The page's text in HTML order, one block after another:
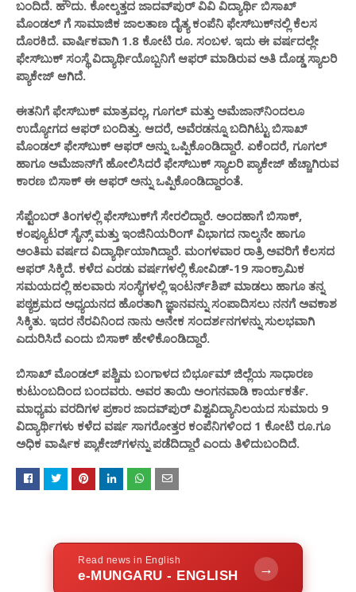
ಬಂದಿದೆ. ಹೌದು. ಕೋಲ್ಕತ್ತದ ಜಾದವ್​ಪುರ್​ ವಿವಿ ವಿದ್ಯಾರ್ಥಿ ಬಿಸಾಖ್​
ಮೊಂಡಲ್ ಗೆ ಸಾಮಾಜಿಕ ಜಾಲತಾಣ ದೈತ್ಯ ಕಂಪೆನಿ ಫೇಸ್​ಬುಕ್​ನಲ್ಲಿ ಕೆಲಸ
ದೊರಕಿದೆ. ವಾರ್ಷಿಕವಾಗಿ 1.8 ಕೋಟಿ ರೂ. ಸಂಬಳ. ಇದು ಈ ವರ್ಷದಲ್ಲೇ
ಫೇಸ್​ಬುಕ್ ಸಂಸ್ಥೆ ವಿದ್ಯಾರ್ಥಿಯೊಬ್ಬನಿಗೆ ಆಫರ್​ ಮಾಡಿರುವ ಅತಿ ದೊಡ್ಡ ಸ್ಯಾಲರಿ
ಪ್ಯಾಕೇಜ್​ ಆಗಿದೆ.
ಈತನಿಗೆ ಫೇಸ್​ಬುಕ್​ ಮಾತ್ರವಲ್ಲ, ಗೂಗಲ್​ ಮತ್ತು ಅಮೆಜಾನ್​ನಿಂದಲೂ
ಉದ್ಯೋಗದ ಆಫರ್​ ಬಂದಿತ್ತು. ಆದರೆ, ಅವೆರಡನ್ನೂ ಬದಿಗಿಟ್ಟು ಬಿಸಾಖ್​
ಮೊಂಡಲ್ ಫೇಸ್​ಬುಕ್​ ಆಫರ್​ ಅನ್ನು ಒಪ್ಪಿಕೊಂಡಿದ್ದಾರೆ. ಏಕೆಂದರೆ, ಗೂಗಲ್​
ಹಾಗೂ ಅಮೆಜಾನ್​​ಗೆ ಹೋಲಿಸಿದರೆ ಫೇಸ್​ಬುಕ್​ ಸ್ಯಾಲರಿ ಪ್ಯಾಕೇಜ್​ ಹೆಚ್ಚಾಗಿರುವ
ಕಾರಣ ಬಿಸಾಕ್​ ಈ ಆಫರ್ ಅನ್ನು ಒಪ್ಪಿಕೊಂಡಿದ್ದಾರಂತೆ.
ಸೆಪ್ಟೆಂಬರ್​ ತಿಂಗಳಲ್ಲಿ ಫೇಸ್​ಬುಕ್​ಗೆ ಸೇರಲಿದ್ದಾರೆ. ಅಂದಹಾಗೆ ಬಿಸಾಕ್​,
ಕಂಪ್ಯೂಟರ್​​ ಸೈನ್ಸ್​ ಮತ್ತು ಇಂಜಿನಿಯರಿಂಗ್​ ವಿಭಾಗದ ನಾಲ್ಕನೇ ಹಾಗೂ
ಅಂತಿಮ ವರ್ಷದ ವಿದ್ಯಾರ್ಥಿಯಾಗಿದ್ದಾರೆ. ಮಂಗಳವಾರ ರಾತ್ರಿ ಅವರಿಗೆ ಕೆಲಸದ
ಆಫರ್​ ಸಿಕ್ಕಿದೆ. ಕಳೆದ ಎರಡು ವರ್ಷಗಳಲ್ಲಿ ಕೋವಿಡ್-19 ಸಾಂಕ್ರಾಮಿಕ
ಸಮಯದಲ್ಲಿ ಹಲವಾರು ಸಂಸ್ಥೆಗಳಲ್ಲಿ ಇಂಟರ್ನ್‌ಶಿಪ್ ಮಾಡಲು ಹಾಗೂ ತನ್ನ
ಪಠ್ಯಕ್ರಮದ ಅಧ್ಯಯನದ ಹೊರತಾಗಿ ಜ್ಞಾನವನ್ನು ಸಂಪಾದಿಸಲು ನನಗೆ ಅವಕಾಶ
ಸಿಕ್ಕಿತು. ಇದರ ನೆರವಿನಿಂದ ನಾನು ಅನೇಕ ಸಂದರ್ಶನಗಳನ್ನು ಸುಲಭವಾಗಿ
ಎದುರಿಸಿದೆ ಎಂದು ಬಿಸಾಕ್​ ಹೇಳಿಕೊಂಡಿದ್ದಾರೆ.
ಬಿಸಾಖ್​ ಮೊಂಡಲ್ ಪಶ್ಚಿಮ ಬಂಗಾಳದ ಬಿರ್ಭೂಮ್ ಜಿಲ್ಲೆಯ ಸಾಧಾರಣ
ಕುಟುಂಬದಿಂದ ಬಂದವರು. ಅವರ ತಾಯಿ ಅಂಗನವಾಡಿ ಕಾರ್ಯಕರ್ತೆ.
ಮಾಧ್ಯಮ ವರದಿಗಳ ಪ್ರಕಾರ ಜಾದವ್​ಪುರ್​ ವಿಶ್ವವಿದ್ಯಾನಿಲಯದ ಸುಮಾರು 9
ವಿದ್ಯಾರ್ಥಿಗಳು ಕಳೆದ ವರ್ಷ ಸಾಗರೋತ್ತರ ಕಂಪೆನಿಗಳಿಂದ 1 ಕೋಟಿ ರೂ‌.ಗೂ
ಅಧಿಕ ವಾರ್ಷಿಕ ಪ್ಯಾಕೇಜ್‌ಗಳನ್ನು ಪಡೆದಿದ್ದಾರೆ ಎಂದು ತಿಳಿದುಬಂದಿದೆ.
Read news in English
e-MUNGARU - ENGLISH →